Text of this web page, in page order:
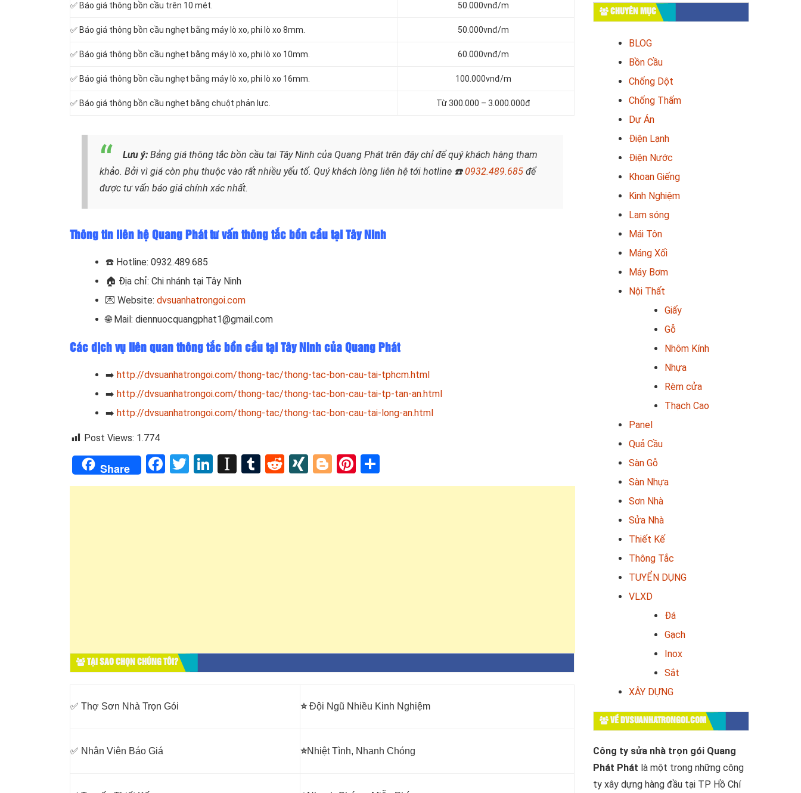
✅ Báo giá thông bồn cầu trên 10 mét. 50.000vnđ/m
✅ Báo giá thông bồn cầu nghẹt bằng máy lò xo, phi lò xo 8mm. 50.000vnđ/m
✅ Báo giá thông bồn cầu nghẹt bằng máy lò xo, phi lò xo 10mm. 60.000vnđ/m
✅ Báo giá thông bồn cầu nghẹt bằng máy lò xo, phi lò xo 16mm. 100.000vnđ/m
✅ Báo giá thông bồn cầu nghẹt bằng chuột phản lực. Từ 300.000 – 3.000.000đ
Lưu ý: Bảng giá thông tắc bồn cầu tại Tây Ninh của Quang Phát trên đây chỉ để quý khách hàng tham
khảo. Bởi vì giá còn phụ thuộc vào rất nhiều yếu tố. Quý khách lòng liên hệ tới hotline ☎️ 0932.489.685 để
được tư vấn báo giá chính xác nhất.
Thông tin liên hệ Quang Phát tư vấn thông tắc bồn cầu tại Tây Ninh
☎️ Hotline: 0932.489.685
🏠 Địa chỉ: Chi nhánh tại Tây Ninh
💌 Website: dvsuanhatrongoi.com
🌐 Mail: diennuocquangphat1@gmail.com
Các dịch vụ liên quan thông tắc bồn cầu tại Tây Ninh của Quang Phát
➡️ http://dvsuanhatrongoi.com/thong-tac/thong-tac-bon-cau-tai-tphcm.html
➡️ http://dvsuanhatrongoi.com/thong-tac/thong-tac-bon-cau-tai-tp-tan-an.html
➡️ http://dvsuanhatrongoi.com/thong-tac/thong-tac-bon-cau-tai-long-an.html
Post Views: 1.774
Share Facebook
Twitter
LinkedIn
Instapaper
Tumblr
RedditXINGBloggerPinterest
TẠI SAO CHỌN CHÚNG TÔI?
✅ Thợ Sơn Nhà Trọn Gói ⭐Đội Ngũ Nhiều Kinh Nghiệm
✅ Nhân Viên Báo Giá ⭐Nhiệt Tình, Nhanh Chóng
CHUYÊN MỤC
BLOG
Bồn Cầu
Chống Dột
Chống Thấm
Dự Án
Điện Lạnh
Điện Nước
Khoan Giếng
Kinh Nghiệm
Lam sóng
Mái Tôn
Máng Xối
Máy Bơm
Nội Thất
Giấy
Gỗ
Nhôm Kính
Nhựa
Rèm cửa
Thạch Cao
Panel
Quả Cầu
Sàn Gỗ
Sàn Nhựa
Sơn Nhà
Sửa Nhà
Thiết Kế
Thông Tắc
TUYỂN DỤNG
VLXD
Đá
Gạch
Inox
Sắt
XÂY DỰNG
VỀ DVSUANHATRONGOI.COM
Công ty sửa nhà trọn gói Quang
Phát Phát là một trong những công
ty xây dựng hàng đầu tại TP Hồ Chí